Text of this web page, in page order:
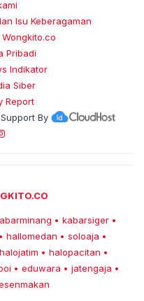
Isu Keberagaman
Pribadi
Indikator
Siber
Report
By
• kabarsiger •
• hallomedan • soloaja •
halojatim • halopacitan •
• eduwara • jatengaja •